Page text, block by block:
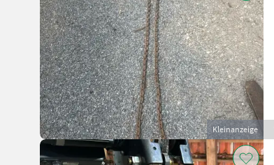
Kleinanzeige